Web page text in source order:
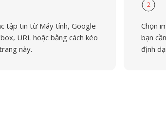
tập tin từ Máy tính, Google
URL hoặc bằng cách kéo
này.
2
Chọn
bạn
định